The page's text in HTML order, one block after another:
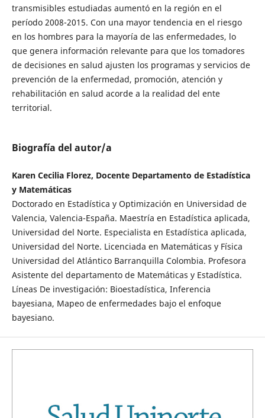
transmisibles estudiadas aumentó en la región en el
período 2008-2015. Con una mayor tendencia en el riesgo
en los hombres para la mayoría de las enfermedades, lo
que genera información relevante para que los tomadores
de decisiones en salud ajusten los programas y servicios de
prevención de la enfermedad, promoción, atención y
rehabilitación en salud acorde a la realidad del ente
territorial.
Biografía del autor/a
Karen Cecilia Florez, Docente Departamento de Estadística
y Matemáticas
Doctorado en Estadística y Optimización en Universidad de
Valencia, Valencia-España. Maestría en Estadística aplicada,
Universidad del Norte. Especialista en Estadística aplicada,
Universidad del Norte. Licenciada en Matemáticas y Física
Universidad del Atlántico Barranquilla Colombia. Profesora
Asistente del departamento de Matemáticas y Estadística.
Líneas De investigación: Bioestadística, Inferencia
bayesiana, Mapeo de enfermedades bajo el enfoque
bayesiano.